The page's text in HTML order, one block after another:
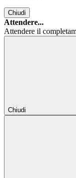
Chiudi
Attendere...
Attendere il
Chiudi